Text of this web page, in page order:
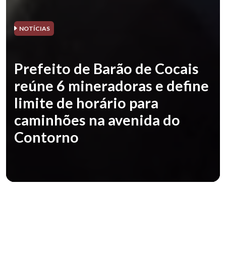
NOTÍCIAS
Prefeito de Barão de Cocais
reúne 6 mineradoras e define
limite de horário para
caminhões na avenida do
Contorno